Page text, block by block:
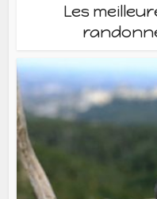
Les